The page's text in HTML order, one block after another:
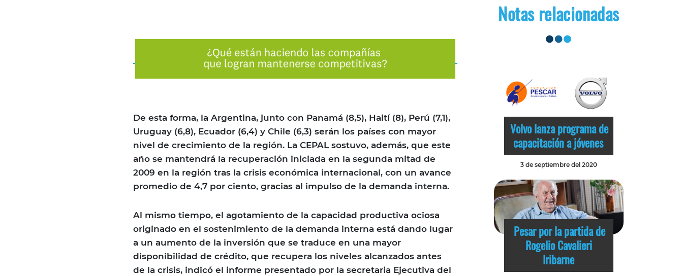
De esta forma, la Argentina, junto con Panamá (8,5), Haití (8), Perú (7,1),
Uruguay (6,8), Ecuador (6,4) y Chile (6,3) serán los países con mayor
nivel de crecimiento de la región. La CEPAL sostuvo, además, que este
año se mantendrá la recuperación iniciada en la segunda mitad de
2009 en la región tras la crisis económica internacional, con un avance
promedio de 4,7 por ciento, gracias al impulso de la demanda interna.
Al mismo tiempo, el agotamiento de la capacidad productiva ociosa
originado en el sostenimiento de la demanda interna está dando lugar
a un aumento de la inversión que se traduce en una mayor
disponibilidad de crédito, que recupera los niveles alcanzados antes
de la crisis, indicó el informe presentado por la secretaria Ejecutiva del
Notas relacionadas
Volvo lanza programa de
capacitación a jóvenes
3 de septiembre del 2020
Pesar por la partida de
Rogelio Cavalieri
Iribarne